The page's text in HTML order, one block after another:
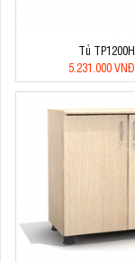
Tủ TP1200H
5.231.000 VNĐ